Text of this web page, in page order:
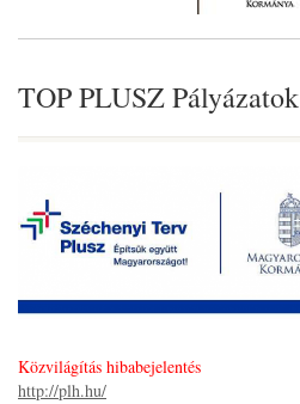
TOP PLUSZ Pályázatok
Közvilágítás hibabejelentés
http://plh.hu/